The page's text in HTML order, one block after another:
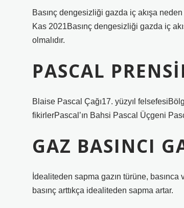
Basınç dengesizliği gazda iç akışa
Kas 2021Basınç dengesizliği gazda iç
olmalıdır.
PASCAL
Blaise Pascal Çağı17. yüzyıl
fikirlerPascal’ın Bahsi Pascal Üçgeni
GAZ BASINCI
İdealiteden sapma gazın türüne, basınca
basınç arttıkça idealiteden sapma artar.